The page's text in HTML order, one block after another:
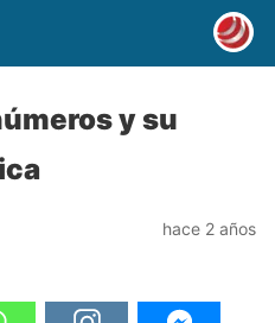
y su
hace 2 años